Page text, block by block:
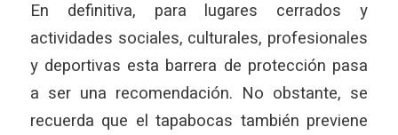
En definitiva, para lugares cerrados y
actividades sociales, culturales, profesionales
y deportivas esta barrera de protección pasa
a ser una recomendación. No obstante, se
recuerda que el tapabocas también previene